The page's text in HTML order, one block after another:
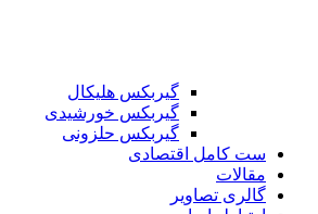
گیربکس هلیکال
گیربکس خورشیدی
گیربکس حلزونی
ست کامل اقتصادی
مقالات
گالری تصاویر